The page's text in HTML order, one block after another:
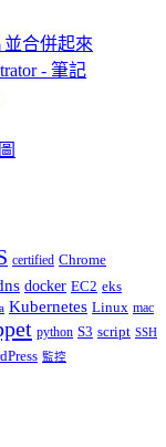
合併起來
- 筆記
certified Chrome
docker EC2 eks
Kubernetes Linux mac
python S3 script SSH
監控